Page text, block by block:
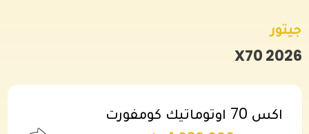
جيتور
X70 2026
اكس 70 اوتوماتيك كومفورت